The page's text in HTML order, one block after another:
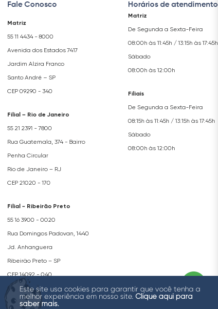
Este site usa cookies para garantir que você tenha a
melhor experiência em nosso site. Clique aqui para
saber mais.
Fale Conosco
Matriz
55 11 4434 - 8000
Avenida dos Estados 7417
Jardim Alzira Franco
Santo André – SP
CEP 09290 - 340
Filial – Rio de Janeiro
55 21 2391 - 7800
Rua Guatemala, 374 - Bairro
Penha Circular
Rio de Janeiro – RJ
CEP 21020 - 170
Filial - Ribeirão Preto
55 16 3900 - 0020
Rua Domingos Padovan, 1440
Jd. Anhanguera
Ribeirão Preto – SP
CEP 14092 - 040
Horários de atendimento
Matriz
De Segunda a Sexta-Feira
08:00h às 11:45h / 13:15h às 17:45h
Sábado
08:00h às 12:00h
Filiais
De Segunda a Sexta-Feira
08:15h às 11:45h / 13:15h às 17:45h
Sábado
08:00h às 12:00h
Copyright © 2026 Royce Connect Ar Condicionado para Veículos Ltda.
Todos os direitos reservados.